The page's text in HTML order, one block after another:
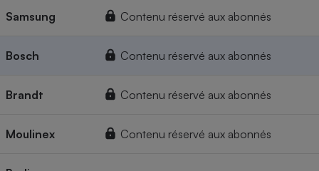
Samsung Contenu réservé aux abonnés
Bosch Contenu réservé aux abonnés
Brandt Contenu réservé aux abonnés
Moulinex Contenu réservé aux abonnés